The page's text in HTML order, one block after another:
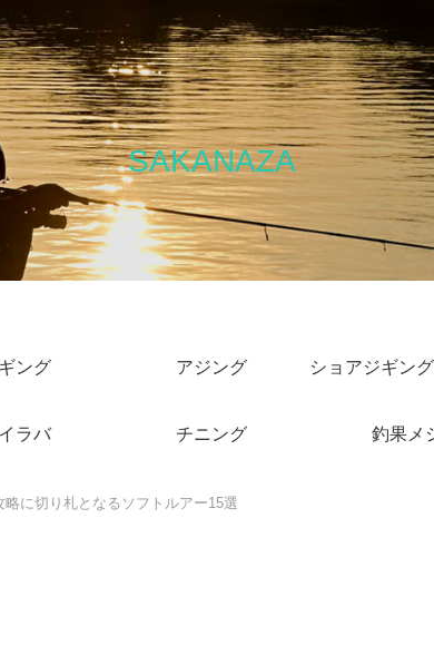
SAKANAZA
ング アジング
ラバ チニング 釣果メ
に切り札となるソフトルアー15選